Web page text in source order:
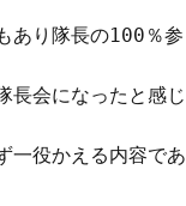
あり隊長の100％参
長会になったと感じ
一役かえる内容であ